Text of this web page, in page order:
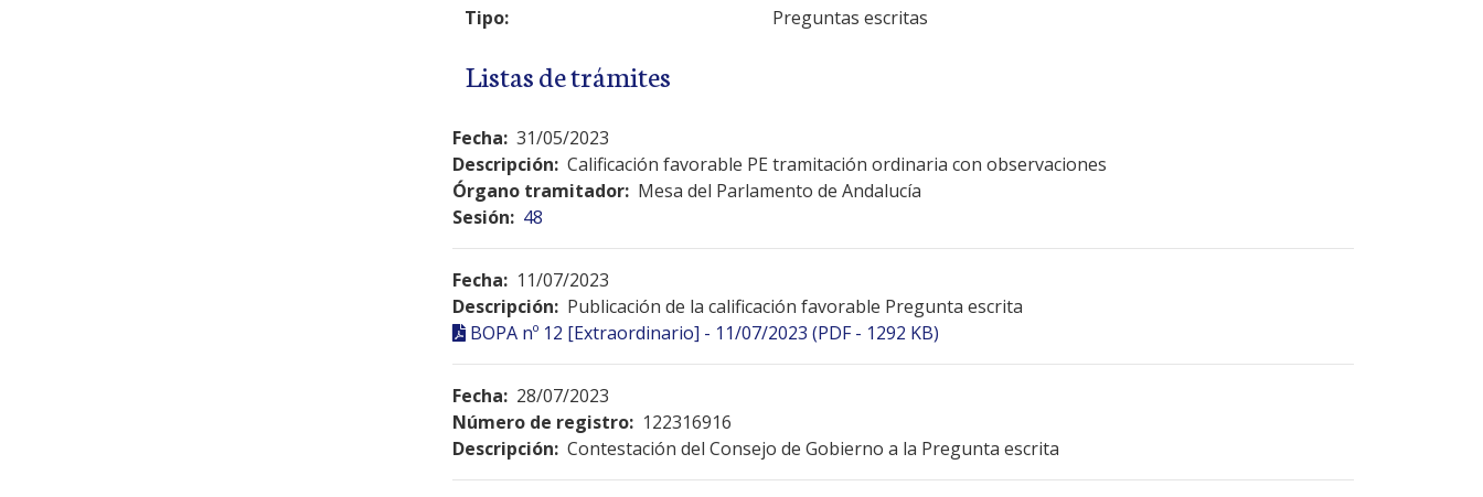
Tipo:
Preguntas escritas
Listas de trámites
Fecha: 31/05/2023
Descripción: Calificación favorable PE tramitación ordinaria con observaciones
Órgano tramitador: Mesa del Parlamento de Andalucía
Sesión: 48
Fecha: 11/07/2023
Descripción: Publicación de la calificación favorable Pregunta escrita
BOPA nº 12 [Extraordinario] - 11/07/2023 (PDF - 1292 KB)
Fecha: 28/07/2023
Número de registro: 122316916
Descripción: Contestación del Consejo de Gobierno a la Pregunta escrita